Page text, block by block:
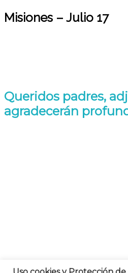
Misiones – Julio 17
Queridos padres,
agradecerán